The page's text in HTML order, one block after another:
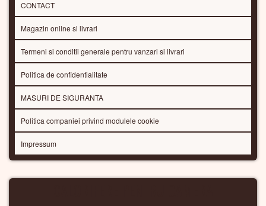
CONTACT
Magazin online si livrari
Termeni si conditii generale pentru vanzari si livrari
Politica de confidentialitate
MASURI DE SIGURANTA
Politica companiei privind modulele cookie
Impressum